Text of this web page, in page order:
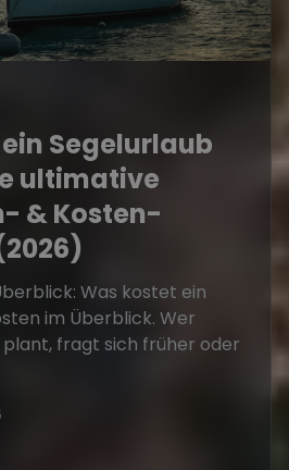
Segelurlaub
ultimative
& Kosten-
Was kostet ein
im Überblick. Wer
plant, fragt sich früher oder